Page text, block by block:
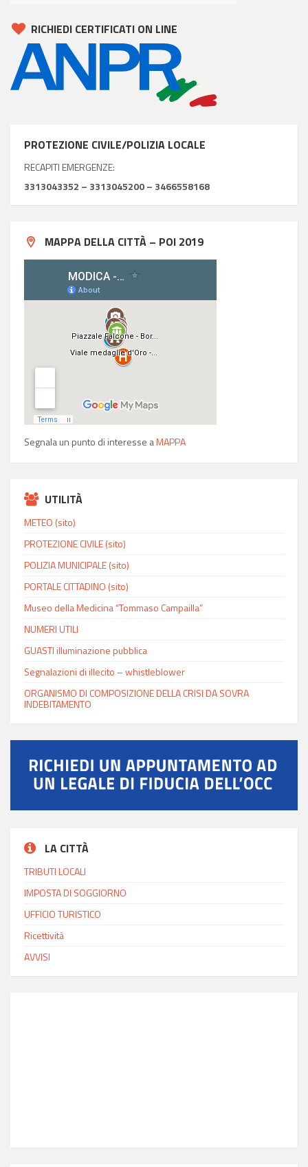
RICHIEDI CERTIFICATI ON LINE
PROTEZIONE CIVILE/POLIZIA LOCALE
RECAPITI EMERGENZE:
3313043352 – 3313045200 – 3466558168
MAPPA DELLA CITTÀ – POI 2019
Segnala un punto di interesse aMAPPA
UTILITÀ
METEO (sito)
PROTEZIONE CIVILE (sito)
POLIZIA MUNICIPALE (sito)
PORTALE CITTADINO (sito)
Museo della Medicina “Tommaso Campailla”
NUMERI UTILI
GUASTI illuminazione pubblica
Segnalazioni di illecito – whistleblower
ORGANISMO DI COMPOSIZIONE DELLA CRISI DA SOVRA
INDEBITAMENTO
LA CITTÀ
TRIBUTI LOCALI
IMPOSTA DI SOGGIORNO
UFFICIO TURISTICO
Ricettività
AVVISI